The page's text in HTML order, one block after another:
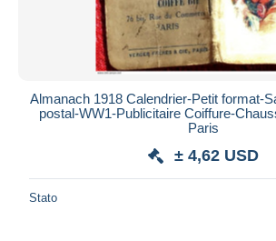
Almanach 1918 Calendrier-Petit format-
postal-WW1-Publicitaire Coiffure-
Paris
± 4,62 USD
Stato